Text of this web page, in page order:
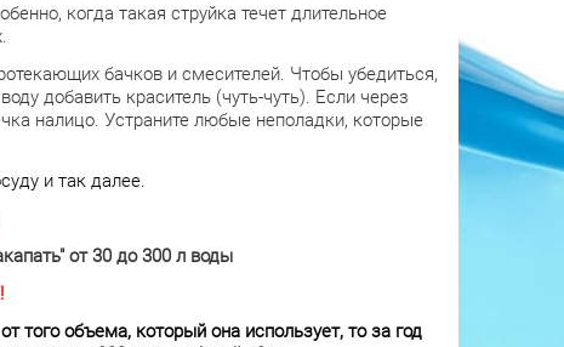
когда такая струйка течет длительное
бачков и смесителей. Чтобы убедиться,
добавить краситель (чуть-чуть). Если через
налицо. Устраните любые неполадки, которые
и так далее.
от 30 до 300 л воды
того объема, который она использует, то за год